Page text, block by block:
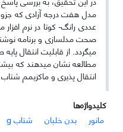
مدل هفت درجه آزادی که جزو
عددی رانگ- کوتا در نرم
صحت مدل­سازی و برنامه
می­گردد. از قابلیت انتقال
مطالعه نشان می­دهند که
انتقال پذیری و ماکزیمم شتاب
کلیدواژه‌ها
مانور
بدن خلبان شتاب g